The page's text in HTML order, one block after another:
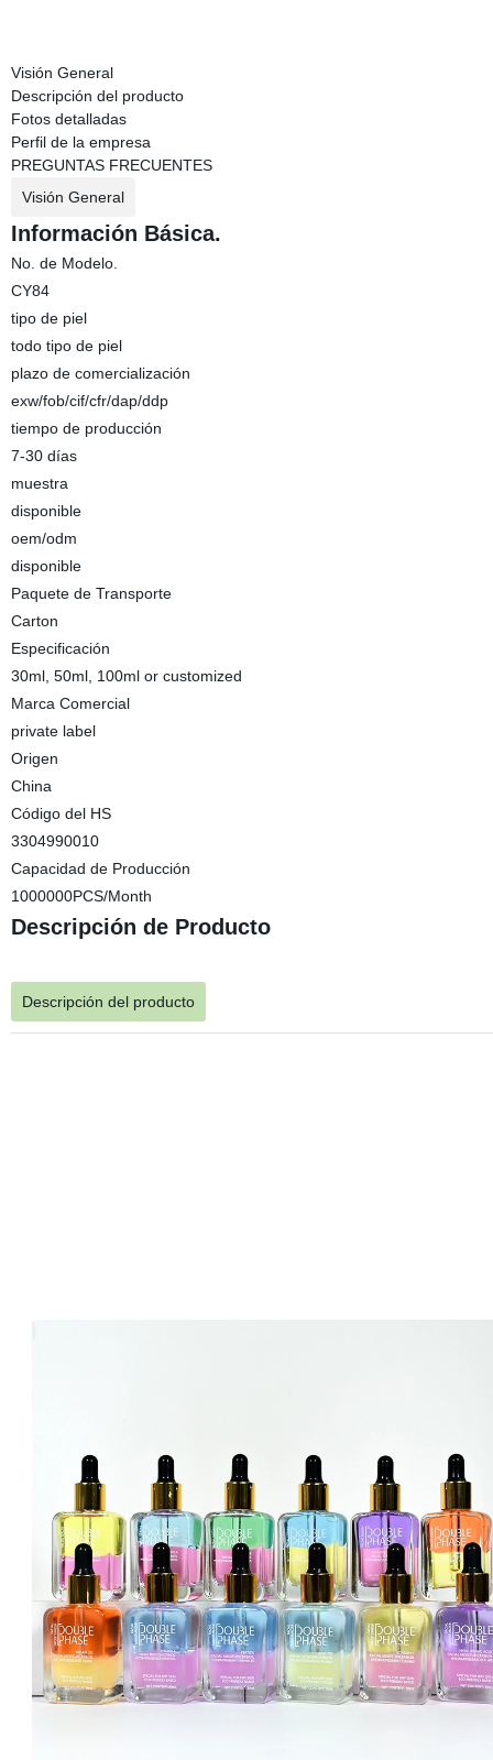
Visión General
Descripción del producto
Fotos detalladas
Perfil de la empresa
PREGUNTAS FRECUENTES
Visión General
Información Básica.
No. de Modelo.
CY84
tipo de piel
todo tipo de piel
plazo de comercialización
exw/fob/cif/cfr/dap/ddp
tiempo de producción
7-30 días
muestra
disponible
oem/odm
disponible
Paquete de Transporte
Carton
Especificación
30ml, 50ml, 100ml or customized
Marca Comercial
private label
Origen
China
Código del HS
3304990010
Capacidad de Producción
1000000PCS/Month
Descripción de Producto
Descripción del producto